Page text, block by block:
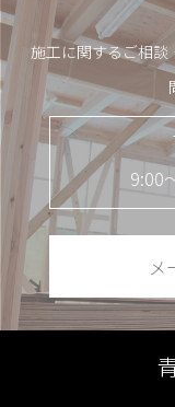
施工に関するご相
9:00
メ